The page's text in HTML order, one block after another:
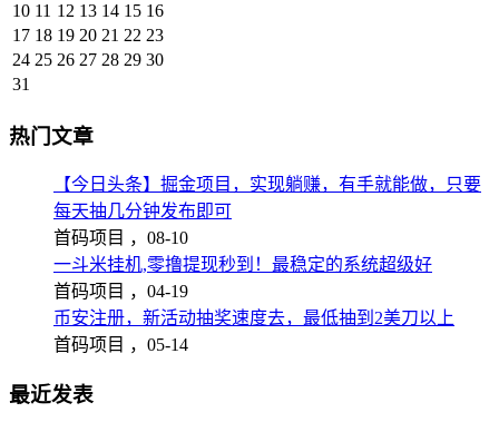
10 11 12 13 14 15 16
17 18 19 20 21 22 23
24 25 26 27 28 29 30
31
热门文章
【今日头条】掘金项目，实现躺赚，有手就能做，只要
每天抽几分钟发布即可
首码项目 ， 08-10
一斗米挂机,零撸提现秒到！最稳定的系统超级好
首码项目 ， 04-19
币安注册，新活动抽奖速度去，最低抽到2美刀以上
首码项目 ， 05-14
最近发表